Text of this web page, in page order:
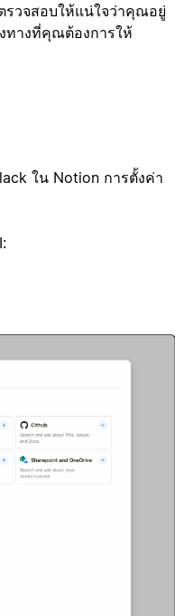
รวจสอบให้แน่ใจว่าคุณอยู่
ทางที่คุณต้องการให้
ใน Notion การตั้งค่า